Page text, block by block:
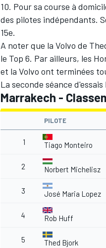
10. Pour sa course à
des pilotes indépendants.
15e.
A noter que la Volvo de
le Top 6. Par ailleurs, les
et la Volvo ont terminées
La seconde séance
Marrakech -
PILOTE
1 Tiago Monteiro
2 Norbert Michelisz
3 José Maria Lopez
4 Rob Huff
5 Thed Bjork